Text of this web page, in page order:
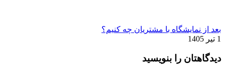
بعد از نمایشگاه با مشتریان چه کنیم؟
1 تیر 1405
دیدگاهتان را بنویسید